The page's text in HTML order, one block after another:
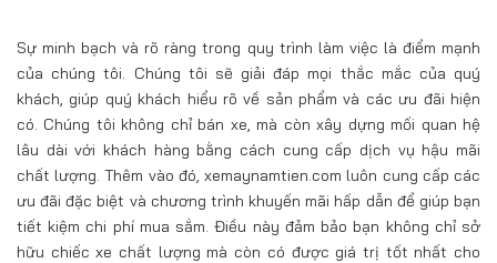
Sự minh bạch và rõ ràng trong quy trình làm việc là điểm mạnh
của chúng tôi. Chúng tôi sẽ giải đáp mọi thắc mắc của quý
khách, giúp quý khách hiểu rõ về sản phẩm và các ưu đãi hiện
có. Chúng tôi không chỉ bán xe, mà còn xây dựng mối quan hệ
lâu dài với khách hàng bằng cách cung cấp dịch vụ hậu mãi
chất lượng. Thêm vào đó, xemaynamtien.com luôn cung cấp các
ưu đãi đặc biệt và chương trình khuyến mãi hấp dẫn để giúp bạn
tiết kiệm chi phí mua sắm. Điều này đảm bảo bạn không chỉ sở
hữu chiếc xe chất lượng mà còn có được giá trị tốt nhất cho